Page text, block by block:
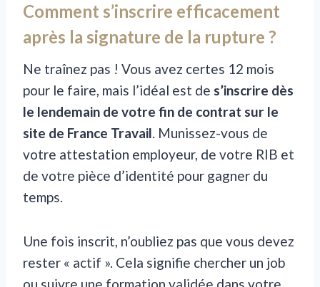
Comment s’inscrire efficacement
après la signature de la rupture ?
Ne traînez pas ! Vous avez certes 12 mois
pour le faire, mais l’idéal est de s’inscrire dès
le lendemain de votre fin de contrat sur le
site de France Travail. Munissez-vous de
votre attestation employeur, de votre RIB et
de votre pièce d’identité pour gagner du
temps.
Une fois inscrit, n’oubliez pas que vous devez
rester « actif ». Cela signifie chercher un job